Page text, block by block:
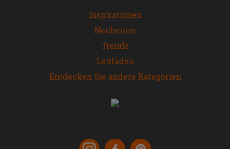
Inspirationen
Neuheiten
Trends
Leitfaden
Entdecken Sie andere Kategorien